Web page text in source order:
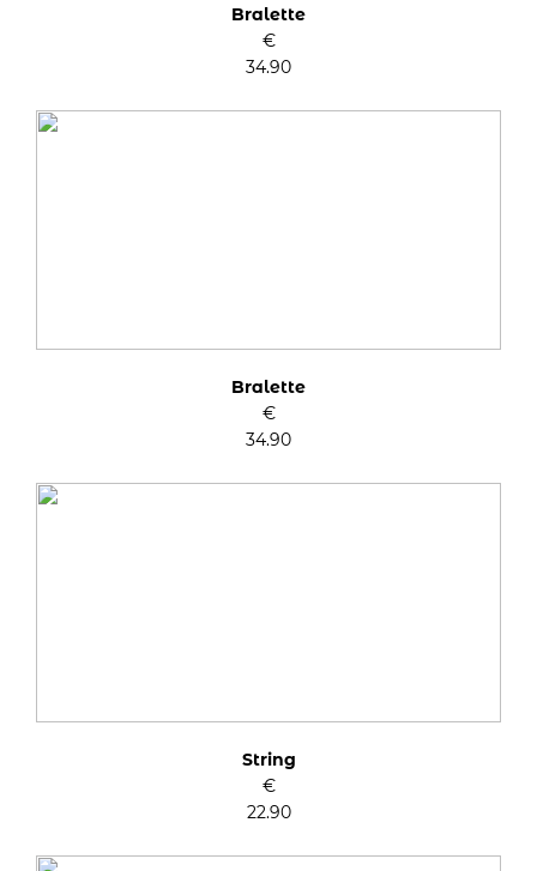
Bralette
€
34.90
Bralette
€
34.90
String
€
22.90